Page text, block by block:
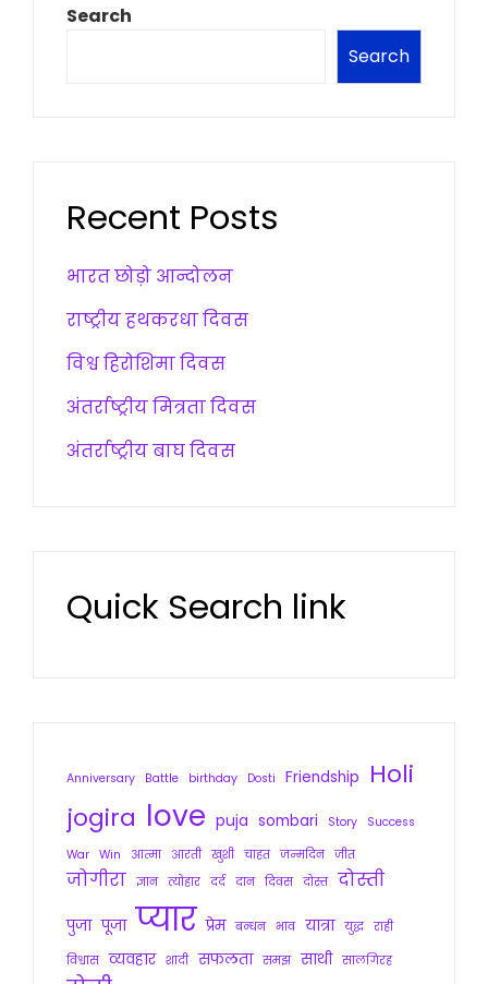
Search
Search
Recent Posts
भारत छोड़ो आन्दोलन
राष्ट्रीय हथकरधा दिवस
विश्व हिरोशिमा दिवस
अंतर्राष्ट्रीय मित्रता दिवस
अंतर्राष्ट्रीय बाघ दिवस
Quick Search link
Anniversary Battle birthday Dosti Friendship
Holi
jogira love puja sombari Story
Success
War Win आत्मा आरती खुशी चाहत जन्मदिन जीत
जोगीरा ज्ञान त्योहार दर्द दान दिवस दोस्त दोस्ती
पुजा पूजा प्यार प्रेम बन्धन भाव यात्रा युद्ध राही
विश्वास व्यवहार शादी सफलता समझ साथी सालगिरह